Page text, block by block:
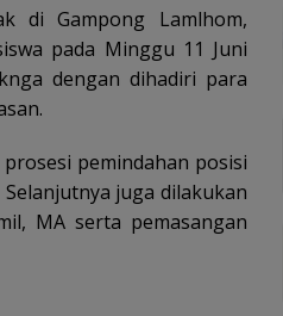
di Gampong Lamlhom,
pada Minggu 11 Juni
dengan dihadiri para
pemindahan posisi
juga dilakukan
MA serta pemasangan